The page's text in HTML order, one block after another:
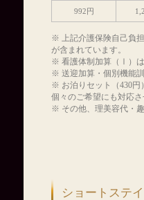
992円
※ 上記介護保険自己負
が含まれています。
※ 看護体制加算（Ⅰ）は
※ 送迎加算・個別機能
※ お泊りセット（430円
個々のご希望にも対応さ
※ その他、理美容代・
ショートステ